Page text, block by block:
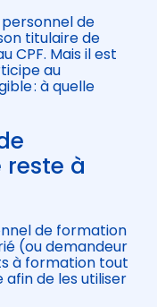
de
titulaire de
CPF. Mais il est
au
: à quelle
reste à
de formation
(ou demandeur
à formation tout
afin de les utiliser